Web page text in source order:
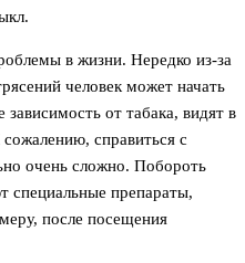
в жизни. Нередко из-за
человек может начать
от табака, видят в
сожалению, справиться с
очень сложно. Побороть
специальные препараты,
после посещения